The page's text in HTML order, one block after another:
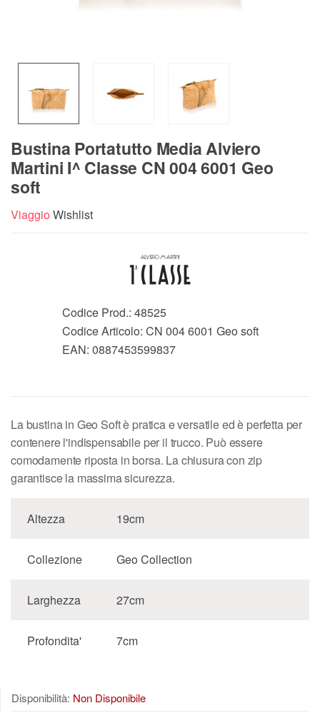
Bustina Portatutto Media Alviero
Martini I^ Classe CN 004 6001 Geo
soft
Viaggio Wishlist
Codice Prod.: 48525
Codice Articolo: CN 004 6001 Geo soft
EAN: 0887453599837
La bustina in Geo Soft è pratica e versatile ed è perfetta per
contenere l'indispensabile per il trucco. Può essere
comodamente riposta in borsa. La chiusura con zip
garantisce la massima sicurezza.
Altezza 19cm
Collezione Geo Collection
Larghezza 27cm
Profondita' 7cm
Disponibilità: Non Disponibile